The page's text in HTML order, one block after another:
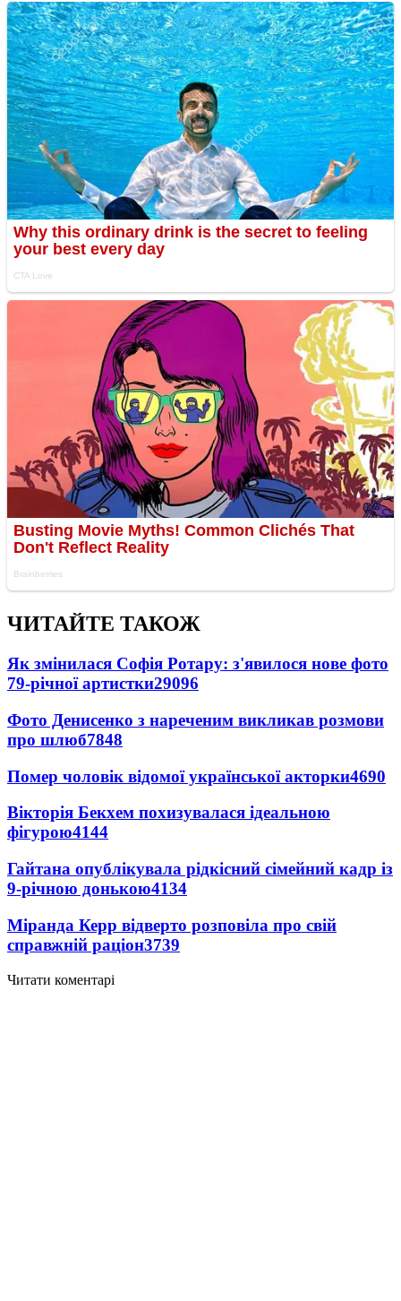
ЧИТАЙТЕ ТАКОЖ
Як змінилася Софія Ротару: з'явилося нове фото
79-річної артистки29096
Фото Денисенко з нареченим викликав розмови
про шлюб7848
Помер чоловік відомої української акторки4690
Вікторія Бекхем похизувалася ідеальною
фігурою4144
Гайтана опублікувала рідкісний сімейний кадр із
9-річною донькою4134
Міранда Керр відверто розповіла про свій
справжній раціон3739
Читати коментарі